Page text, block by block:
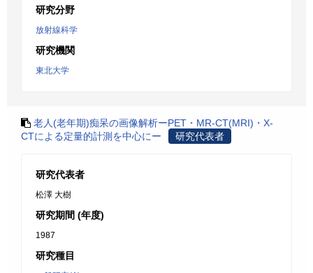
研究分野
放射線科学
研究機関
東北大学
老人(老年期)痴呆の画像解析ーPET・MR-CT(MRI)・X-
CTによる定量的計測を中心にー
研究代表者
研究代表者
松澤 大樹
研究期間 (年度)
1987
研究種目